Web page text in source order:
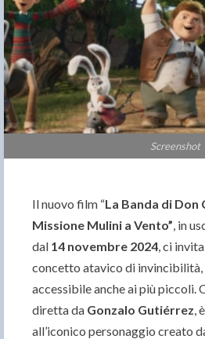
Screenshot
Il nuovo film “La Banda di Don
Missione Mulini a Vento” , in
dal 14 novembre 2024 , ci
concetto atavico di invincibilità,
accessibile anche ai più piccoli.
diretta da Gonzalo Gutiérrez ,
all’iconico personaggio creato